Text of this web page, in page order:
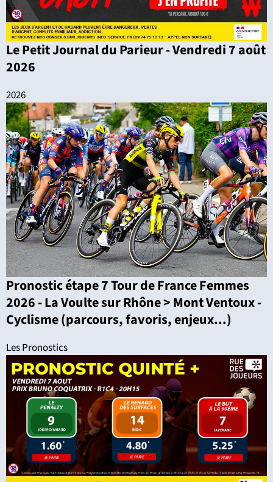
Le Petit Journal du Parieur - Vendredi 7 août
2026
2026
Pronostic étape 7 Tour de France Femmes
2026 - La Voulte sur Rhône > Mont Ventoux -
Cyclisme (parcours, favoris, enjeux...)
Les Pronostics